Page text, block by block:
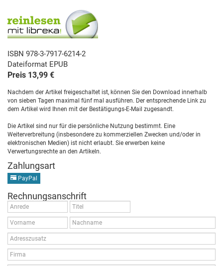
ISBN 978-3-7917-6214-2
Dateiformat EPUB
Preis 13,99 €
Nachdem der Artikel freigeschaltet ist, können Sie den Download innerhalb
von sieben Tagen maximal fünf mal ausführen. Der entsprechende Link zu
dem Artikel wird Ihnen mit der Bestätigungs-E-Mail zugesandt.
Die Artikel sind nur für die persönliche Nutzung bestimmt. Eine
Weiterverbreitung (insbesondere zu kommerziellen Zwecken und/oder in
elektronischen Medien) ist nicht erlaubt. Sie erwerben keine
Verwertungsrechte an den Artikeln.
Zahlungsart
PayPal
Rechnungsanschrift